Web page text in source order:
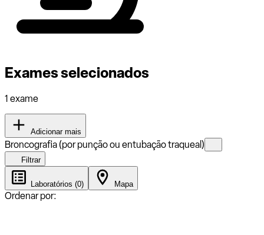
Exames selecionados
1 exame
Adicionar mais
Broncografia (por punção ou entubação traqueal)
Filtrar
Laboratórios (0) Mapa
Ordenar por: